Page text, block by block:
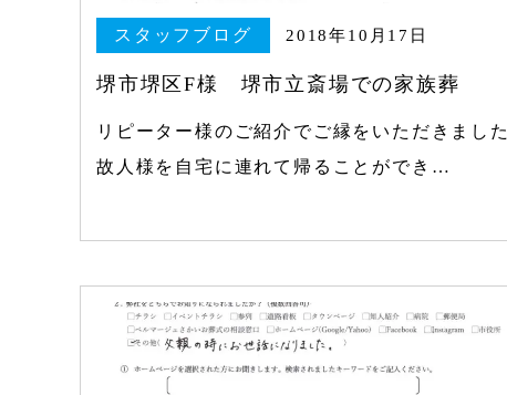
スタッフブログ 2018年10月17日
堺市堺区F様 堺市立斎場での家族葬
リピーター様のご紹介でご縁をいただきました
故人様を自宅に連れて帰ることができ…